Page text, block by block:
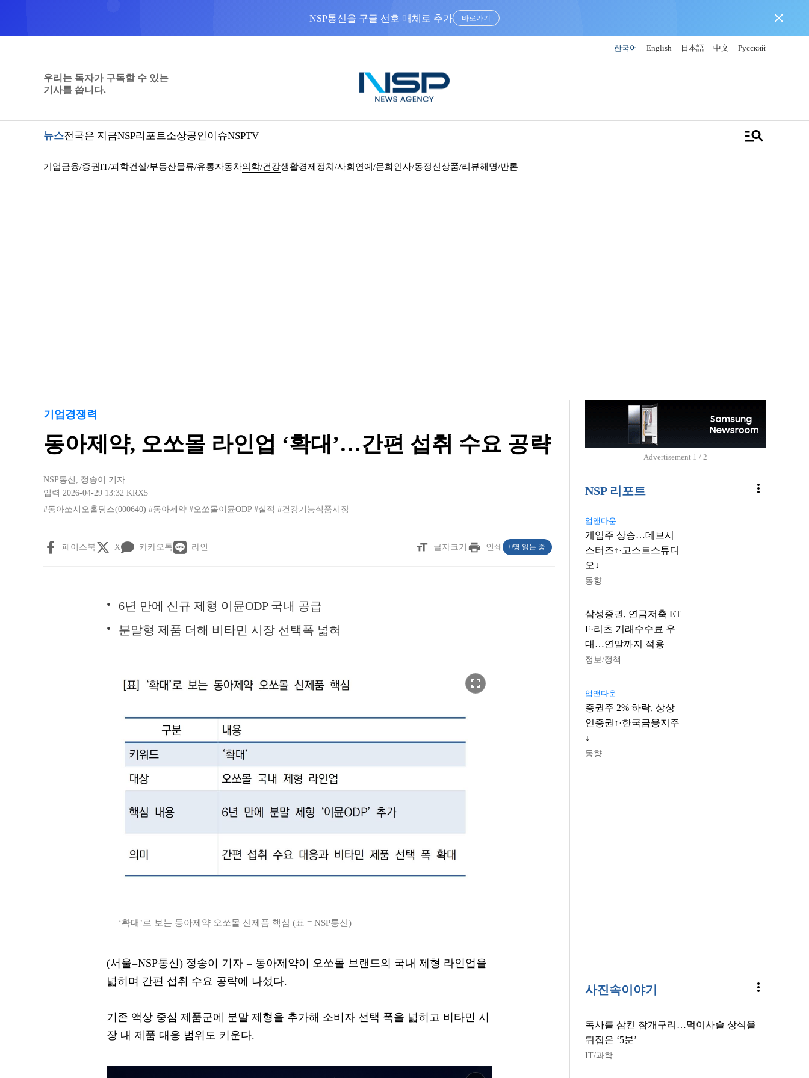
NSP통신을 구글 선호 매체로 추가 바로가기 close
한국어 English 日本語 中文 Русский
우리는 독자가 구독할 수 있는
기사를 씁니다.
뉴스전국은 지금NSP리포트소상공인이슈NSPTV manage_search
기업금융/증권IT/과학건설/부동산물류/유통자동차의학/건강생활경제 정치/사회 연예/문화인사/동정신상품/리뷰해명/반론
기업경쟁력
동아제약, 오쏘몰 라인업 ‘확대’…간편 섭취 수요 공략
NSP통신 , 정송이 기자
입력 2026-04-29 13:32 KRX5
#동아쏘시오홀딩스(000640) #동아제약 #오쏘몰이뮨ODP #실적 #건강기능식품시장
페이스북 X 카카오톡 라인 format_size 글자크기 print 인쇄 0명 읽는 중
6년 만에 신규 제형 이뮨ODP 국내 공급
분말형 제품 더해 비타민 시장 선택폭 넓혀
fullscreen
‘확대’로 보는 동아제약 오쏘몰 신제품 핵심 (표 = NSP통신)
(서울=NSP통신) 정송이 기자 = 동아제약이 오쏘몰 브랜드의 국내 제형 라인업을
넓히며 간편 섭취 수요 공략에 나섰다.
기존 액상 중심 제품군에 분말 제형을 추가해 소비자 선택 폭을 넓히고 비타민 시
장 내 제품 대응 범위도 키운다.
Advertisement 1 / 2
NSP 리포트 more_vert
업앤다운
게임주 상승…데브시
스터즈↑·고스트스튜디
오↓
동향
삼성증권, 연금저축 ET
F·리츠 거래수수료 우
대…연말까지 적용
정보/정책
업앤다운
증권주 2% 하락, 상상
인증권↑·한국금융지주
↓
동향
사진속이야기 more_vert
독사를 삼킨 참개구리…먹이사슬 상식을
뒤집은 ‘5분’
IT/과학